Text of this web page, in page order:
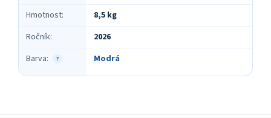
Hmotnost:
8,5 kg
Ročník: 2026
?
Barva: Modrá